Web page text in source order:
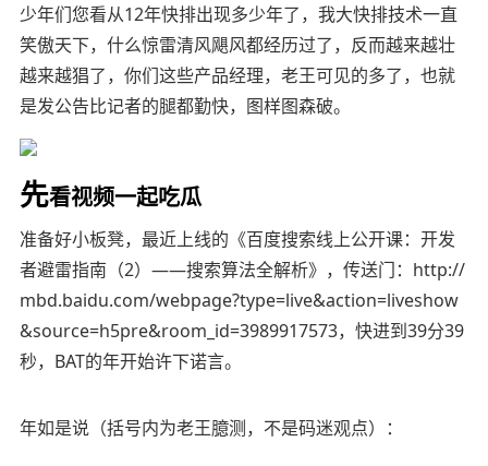
少年们您看从12年快排出现多少年了，我大快排技术一直
笑傲天下，什么惊雷清风飓风都经历过了，反而越来越壮
越来越猖了，你们这些产品经理，老王可见的多了，也就
是发公告比记者的腿都勤快， 图样图森破。
先看视频一起吃瓜
准备好小板凳，最近上线的《百度搜索线上公开课：开发
者避雷指南（2）——搜索算法全解析》，传送门： http://
mbd.baidu.com/webpage?type=live&action=liveshow
&source=h5pre&room_id=3989917573，快进到39分39
秒，BAT的年开始许下诺言。
年如是说（括号内为老王臆测，不是码迷观点）：